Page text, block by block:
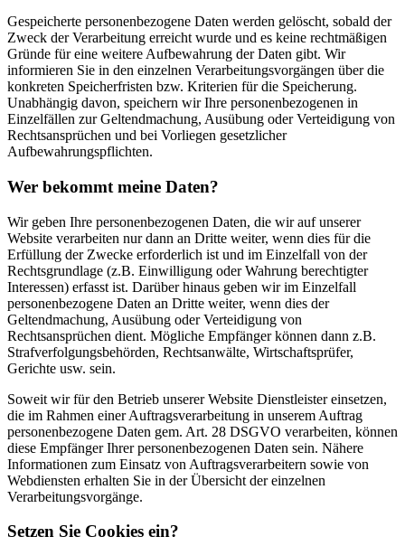
Gespeicherte personenbezogene Daten werden gelöscht, sobald der
Zweck der Verarbeitung erreicht wurde und es keine rechtmäßigen
Gründe für eine weitere Aufbewahrung der Daten gibt. Wir
informieren Sie in den einzelnen Verarbeitungsvorgängen über die
konkreten Speicherfristen bzw. Kriterien für die Speicherung.
Unabhängig davon, speichern wir Ihre personenbezogenen in
Einzelfällen zur Geltendmachung, Ausübung oder Verteidigung von
Rechtsansprüchen und bei Vorliegen gesetzlicher
Aufbewahrungspflichten.
Wer bekommt meine Daten?
Wir geben Ihre personenbezogenen Daten, die wir auf unserer
Website verarbeiten nur dann an Dritte weiter, wenn dies für die
Erfüllung der Zwecke erforderlich ist und im Einzelfall von der
Rechtsgrundlage (z.B. Einwilligung oder Wahrung berechtigter
Interessen) erfasst ist. Darüber hinaus geben wir im Einzelfall
personenbezogene Daten an Dritte weiter, wenn dies der
Geltendmachung, Ausübung oder Verteidigung von
Rechtsansprüchen dient. Mögliche Empfänger können dann z.B.
Strafverfolgungsbehörden, Rechtsanwälte, Wirtschaftsprüfer,
Gerichte usw. sein.
Soweit wir für den Betrieb unserer Website Dienstleister einsetzen,
die im Rahmen einer Auftragsverarbeitung in unserem Auftrag
personenbezogene Daten gem. Art. 28 DSGVO verarbeiten, können
diese Empfänger Ihrer personenbezogenen Daten sein. Nähere
Informationen zum Einsatz von Auftragsverarbeitern sowie von
Webdiensten erhalten Sie in der Übersicht der einzelnen
Verarbeitungsvorgänge.
Setzen Sie Cookies ein?